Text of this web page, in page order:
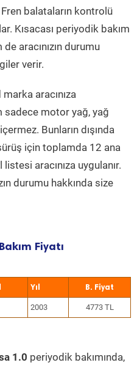
balataların kontrolü
Kısacası periyodik bakım
aracınızın durumu
verir.
marka aracınıza
sadece motor yağ, yağ
Bunların dışında
sürüş için toplamda 12 ana
aracınıza uygulanır.
durumu hakkında size
Fiyatı
Yıl
2003 4773 TL
1.0 periyodik bakımında,